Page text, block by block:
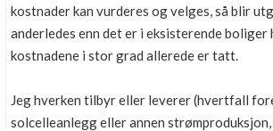
kostnader kan vurderes og velges, så blir
anderledes enn det er i eksisterende
kostnadene i stor grad allerede er tatt.
Jeg hverken tilbyr eller leverer (hvertfall
solcelleanlegg eller annen